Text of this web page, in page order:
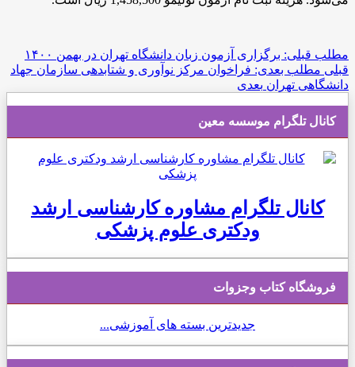
مطلب قبلی: برگزاری آزمون زبان دانشگاه تهران در بهمن ۱۴۰۰
قبلی مطلب بعدی: فراخوان مرکز نوآوری و شتابدهی سازمان جهاد
دانشگاهی تهران بعدی
کانال تلگرام موسسه معین
کانال تلگرام مشاوره کارشناسی ارشد
ودکتری علوم پزشکی
فروشگاه کتاب وجزوات
جدیدترین بسته های آموزشی...